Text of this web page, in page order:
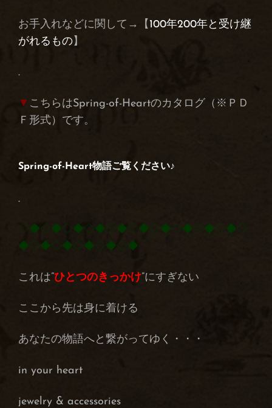
お手入れなどに関して→【 100年200年と受け継
がれるもの】
.
▼ こちらはSpring-of-Heartのカタログ（※ＰＤ
Ｆ形式）です。
Spring-of-Heart物語ご覧ください♪
.
◇◆◇◆◇◆◇◆◇◆◇◆◇◆◇◆◇◆◇◆◇
◆◇◆◇◆◇◆◇◆◇◆
これは”ひとつのきっかけ”にすぎない
ここから先は身に着ける
あなたの物語へと繋がってゆく・・・
in your heart
jewelry & accessories